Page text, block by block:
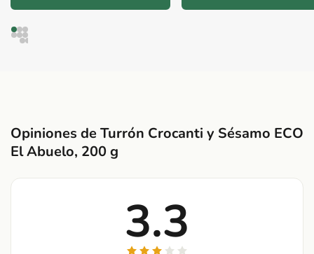
Opiniones de Turrón Crocanti y Sésamo ECO
El Abuelo, 200 g
3.3